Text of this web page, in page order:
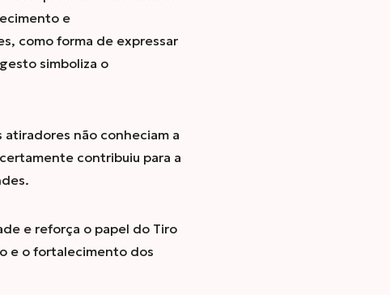
e
como forma de expressar
simboliza o
atiradores não conheciam a
contribuiu para a
e reforça o papel do Tiro
e o fortalecimento dos